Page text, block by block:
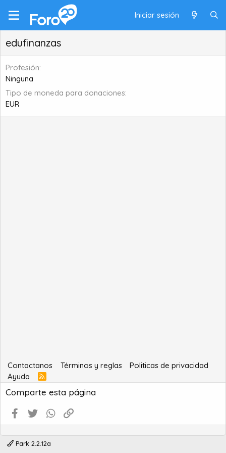
Iniciar sesión
edufinanzas
Profesión
Ninguna
Tipo de moneda para donaciones
EUR
Contactanos Términos y reglas
Politicas de privacidad
Ayuda
R
S
S
Comparte esta página
Facebook
Twitter WhatsApp
Park 2.2.12a